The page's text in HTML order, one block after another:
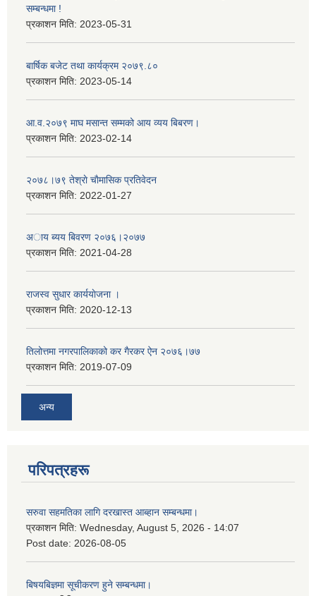
सम्बन्धमा !
प्रकाशन मिति: 2023-05-31
बार्षिक बजेट तथा कार्यक्रम २०७९.८०
प्रकाशन मिति: 2023-05-14
आ.व.२०७९ माघ मसान्त सम्मको आय व्यय बिबरण।
प्रकाशन मिति: 2023-02-14
२०७८।७९ तेश्राे चाैमासिक प्रतिवेदन
प्रकाशन मिति: 2022-01-27
अाय ब्यय बिवरण २०७६।२०७७
प्रकाशन मिति: 2021-04-28
राजस्व सुधार कार्ययाेजना ।
प्रकाशन मिति: 2020-12-13
तिलोत्तमा नगरपालिकाको कर गैरकर ऐन २०७६।७७
प्रकाशन मिति: 2019-07-09
अन्य
परिपत्रहरू
सरुवा सहमतिका लागि दरखास्त आब्हान सम्बन्धमा।
प्रकाशन मिति: Wednesday, August 5, 2026 - 14:07
Post date: 2026-08-05
बिषयबिज्ञमा सूचीकरण हुने सम्बन्धमा।